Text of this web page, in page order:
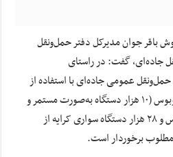
باقر جوان مدیرکل دفتر حمل‌ونقل
جاده‌ای، گفت: در راستای
عمومی جاده‌ای با استفاده از
ظرفیت حدود ۱۵ هزار دستگاه اتوبوس (۱۰ هزار دستگاه به‌صورت مستمر و
پیوسته)، ۱۹ هزار دستگاه مینی‌بوس و ۲۸ هزار دستگاه سواری کرایه از
برخوردار است.